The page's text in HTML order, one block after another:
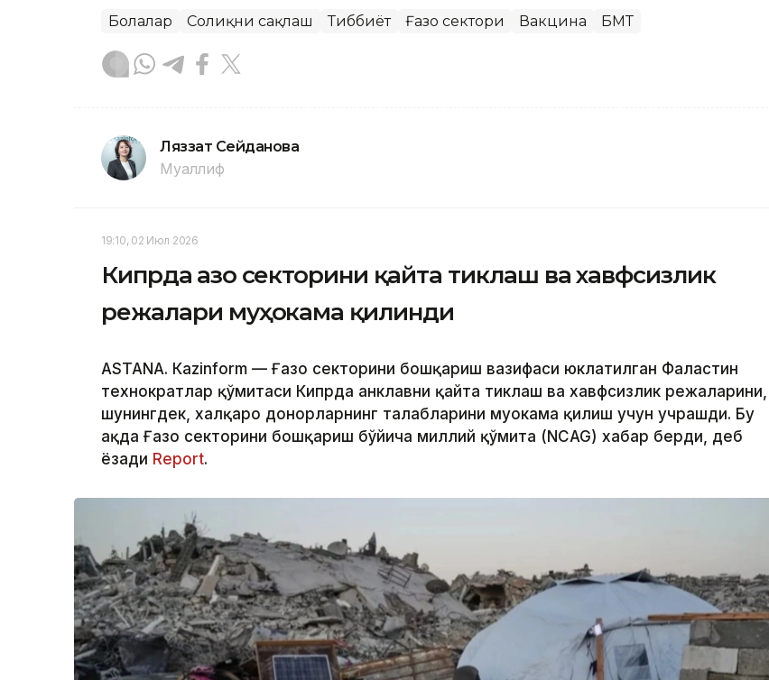
Болалар Соғлиқни сақлаш Тиббиёт Ғазо сектори Вакцина БМТ
Ляззат Сейданова
Муаллиф
19:10, 02 Июл 2026
Кипрда Ғазо секторини қайта тиклаш ва хавфсизлик
режалари муҳокама қилинди
ASTANА. Кazinform — Ғазо секторини бошқариш вазифаси юклатилган Фаластин
технократлар қўмитаси Кипрда анклавни қайта тиклаш ва хавфсизлик режаларини,
шунингдек, халқаро донорларнинг талабларини муҳокама қилиш учун учрашди. Бу
ҳақда Ғазо секторини бошқариш бўйича миллий қўмита (NCAG) хабар берди, деб
ёзади Report.